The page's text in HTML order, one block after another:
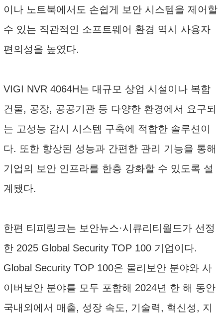
이나 노트북에서도 손쉽게 보안 시스템을 제어할
수 있는 직관적인 소프트웨어 환경 역시 사용자
편의성을 높였다.
VIGI NVR 4064H는 대규모 상업 시설이나 복합
건물, 공장, 공공기관 등 다양한 환경에서 요구되
는 고성능 감시 시스템 구축에 적합한 솔루션이
다. 또한 향상된 성능과 간편한 관리 기능을 통해
기업의 보안 인프라를 한층 강화할 수 있도록 설
계됐다.
한편 티피링크는 보안뉴스·시큐리티월드가 선정
한 2025 Global Security TOP 100 기업이다.
Global Security TOP 100은 물리보안 분야와 사
이버보안 분야를 모두 포함해 2024년 한 해 동안
국내외에서 매출, 성장 속도, 기술력, 혁신성, 지